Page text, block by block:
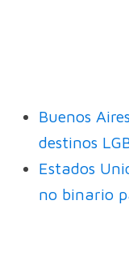
Buenos
destinos
Estados
no binario